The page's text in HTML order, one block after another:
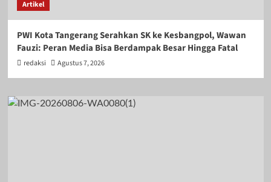
Artikel
PWI Kota Tangerang Serahkan SK ke Kesbangpol, Wawan
Fauzi: Peran Media Bisa Berdampak Besar Hingga Fatal
redaksi Agustus 7, 2026